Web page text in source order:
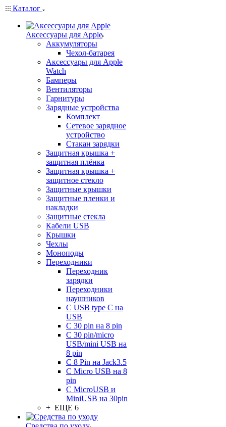
Каталог
Аксессуары для Apple
Аккумуляторы
Чехол-батарея
Аксессуары для Apple
Watch
Бамперы
Вентиляторы
Гарнитуры
Зарядные устройства
Комплект
Сетевое зарядное
устройство
Стакан зарядки
Защитная крышка +
защитная плёнка
Защитная крышка +
защитное стекло
Защитные крышки
Защитные пленки и
накладки
Защитные стекла
Кабели USB
Крышки
Чехлы
Моноподы
Переходники
Переходник
зарядки
Переходники
наушников
С USB type C на
USB
С 30 pin на 8 pin
С 30 pin/micro
USB/mini USB на
8 pin
С 8 Pin на Jack3.5
С Micro USB на 8
pin
С MicroUSB и
MiniUSB на 30pin
+ ЕЩЕ 6